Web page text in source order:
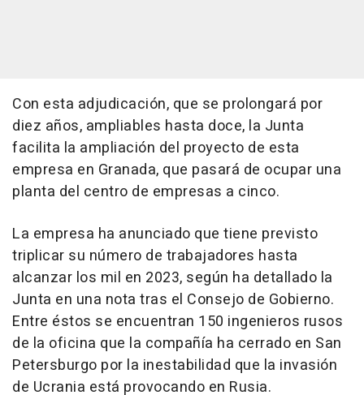
Con esta adjudicación, que se prolongará por
diez años, ampliables hasta doce, la Junta
facilita la ampliación del proyecto de esta
empresa en Granada, que pasará de ocupar una
planta del centro de empresas a cinco.
La empresa ha anunciado que tiene previsto
triplicar su número de trabajadores hasta
alcanzar los mil en 2023, según ha detallado la
Junta en una nota tras el Consejo de Gobierno.
Entre éstos se encuentran 150 ingenieros rusos
de la oficina que la compañía ha cerrado en San
Petersburgo por la inestabilidad que la invasión
de Ucrania está provocando en Rusia.